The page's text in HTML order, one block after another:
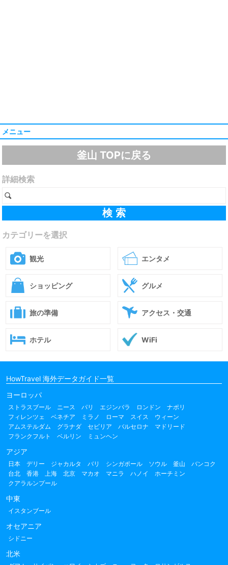
メニュー
釜山 TOPに戻る
詳細検索
カテゴリーを選択
観光 エンタメ
ショッピング グルメ
旅の準備 アクセス・交通
ホテル WiFi
HowTravel 海外データガイド一覧
ヨーロッパ
ストラスブール ニース パリ エジンバラ ロンドン
ナポリ
フィレンツェ
ベネチア ミラノ ローマ スイス
ウィーン
アムステルダム
グラナダ セビリア バルセロナ
マドリード
フランクフルト
ベルリン ミュンヘン
アジア
日本 デリー ジャカルタ バリ シンガポール ソウル 釜山
バンコク
台北
香港 上海 北京 マカオ マニラ ハノイ
ホーチミン
クアラルンプール
中東
イスタンブール
オセアニア
シドニー
北米